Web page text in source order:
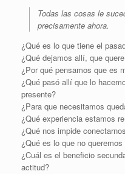
Todas las cosas le
precisamente ahora.
¿Qué es lo que tiene el
¿Qué dejamos allí, que
¿Por qué pensamos que es
¿Qué pasó allí que lo
presente?
¿Para que necesitamos
¿Qué experiencia estamos
¿Qué nos impide
¿Qué es lo que no
¿Cuál es el beneficio
actitud?